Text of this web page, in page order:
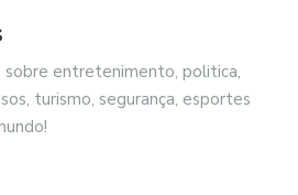
sobre entretenimento, politica,
turismo, segurança, esportes